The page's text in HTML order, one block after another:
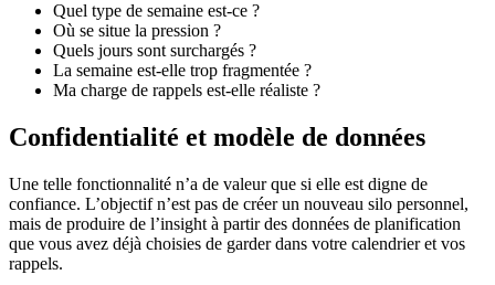
Quel type de semaine est-ce ?
Où se situe la pression ?
Quels jours sont surchargés ?
La semaine est-elle trop fragmentée ?
Ma charge de rappels est-elle réaliste ?
Confidentialité et modèle de données
Une telle fonctionnalité n’a de valeur que si elle est digne de
confiance. L’objectif n’est pas de créer un nouveau silo personnel,
mais de produire de l’insight à partir des données de planification
que vous avez déjà choisies de garder dans votre calendrier et vos
rappels.